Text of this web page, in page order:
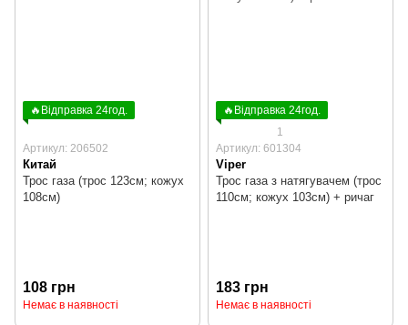
🔥Відправка 24год.
Артикул: 206502
Китай
Трос газа (трос 123см; кожух
108см)
108 грн
Немає в наявності
🔥Відправка 24год.
1
Артикул: 601304
Viper
Трос газа з натягувачем (трос
110см; кожух 103см) + ричаг
183 грн
Немає в наявності